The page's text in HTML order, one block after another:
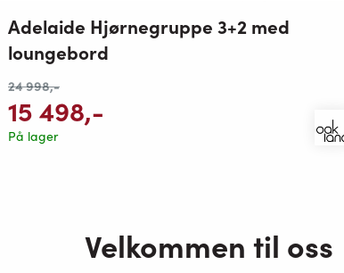
Adelaide Hjørnegruppe 3+2 med
loungebord
24 998,-
15 498,-
På lager
Velkommen til oss